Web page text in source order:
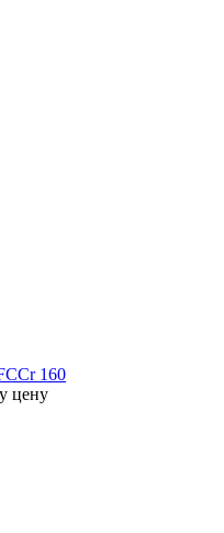
160
цену